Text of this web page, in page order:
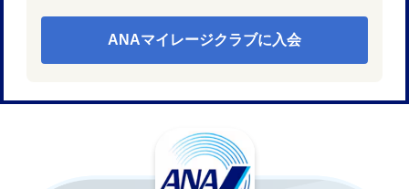
ANAマイレージクラブに入会